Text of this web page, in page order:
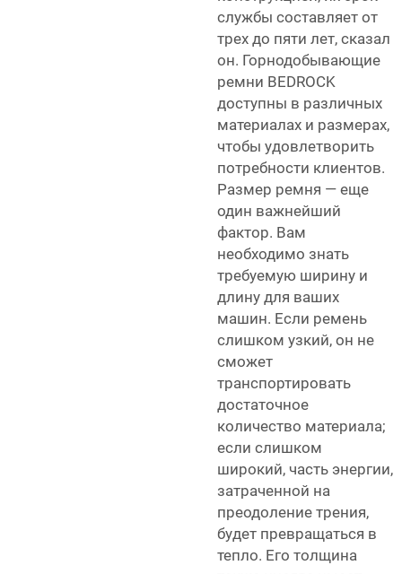
службы составляет от
трех до пяти лет, сказал
он. Горнодобывающие
ремни BEDROCK
доступны в различных
материалах и размерах,
чтобы удовлетворить
потребности клиентов.
Размер ремня — еще
один важнейший
фактор. Вам
необходимо знать
требуемую ширину и
длину для ваших
машин. Если ремень
слишком узкий, он не
сможет
транспортировать
достаточное
количество материала;
если слишком
широкий, часть энергии,
затраченной на
преодоление трения,
будет превращаться в
тепло. Его толщина